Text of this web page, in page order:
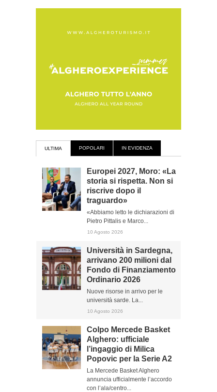
ULTIMA POPOLARI IN EVIDENZA
Europei 2027, Moro: «La
storia si rispetta. Non si
riscrive dopo il
traguardo»
«Abbiamo letto le dichiarazioni di
Pietro Pittalis e Marco...
10 Agosto 2026
Università in Sardegna,
arrivano 200 milioni dal
Fondo di Finanziamento
Ordinario 2026
Nuove risorse in arrivo per le
università sarde. La...
10 Agosto 2026
Colpo Mercede Basket
Alghero: ufficiale
l’ingaggio di Milica
Popovic per la Serie A2
La Mercede Basket Alghero
annuncia ufficialmente l’accordo
con l’ala/centro...